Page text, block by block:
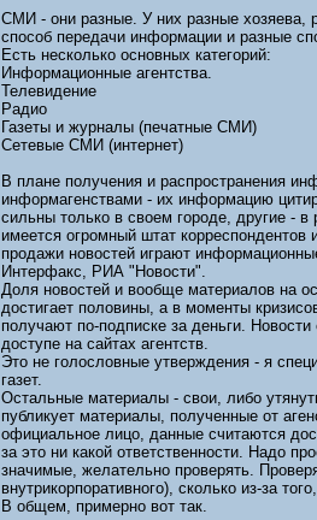
СМИ - они разные. У них разные хозяева,
способ передачи информации и разные
Есть несколько основных категорий:
Информационные агентства.
Телевидение
Радио
Газеты и журналы (печатные СМИ)
Сетевые СМИ (интернет)
В плане получения и распространения
информагенствами - их информацию
сильны только в своем городе, другие - в
имеется огромный штат
продажи новостей играют
Интерфакс, РИА "Новости".
Доля новостей и вообще материалов на
достигает половины, а в моменты
получают по-подписке за деньги.
доступе на сайтах агентств.
Это не голословные утверждения - я
газет.
Остальные материалы - свои, либо
публикует материалы, полученные от
официальное лицо, данные считаются
за это ни какой ответственности. Надо
значимые, желательно проверять.
внутрикорпоративного), сколько из-за
В общем, примерно вот так.